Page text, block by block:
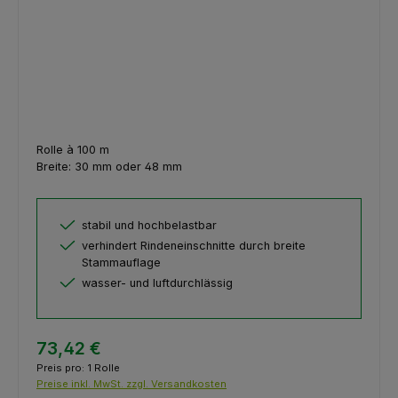
Rolle à 100 m
Breite: 30 mm oder 48 mm
stabil und hochbelastbar
verhindert Rindeneinschnitte durch breite
Stammauflage
wasser- und luftdurchlässig
73,42 €
Preis pro: 1 Rolle
Preise inkl. MwSt. zzgl. Versandkosten